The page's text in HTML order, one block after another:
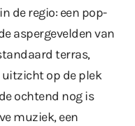
de regio: een pop-
aspergevelden van
terras,
op de plek
ochtend nog is
muziek, een